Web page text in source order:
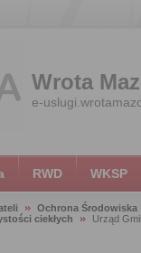
Wrota
e-
RWD WKSP
Ochrona Środowiska
ciekłych
Urząd